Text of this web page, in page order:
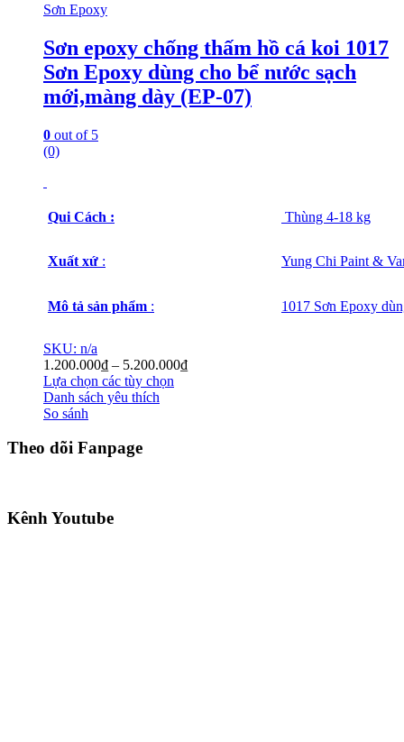
Sơn Epoxy
Sơn epoxy chống thấm hồ cá koi 1017
Sơn Epoxy dùng cho bể nước sạch
mới,màng dày (EP-07)
0 out of 5
(0)
Qui Cách : Thùng 4-18 kg
Xuất xứ : Yung Chi Paint &
Mô tả sản phẩm : 1017 Sơn Epoxy
SKU: n/a
1.200.000₫ – 5.200.000₫
Lựa chọn các tùy chọn
Danh sách yêu thích
So sánh
Theo dõi Fanpage
Kênh Youtube